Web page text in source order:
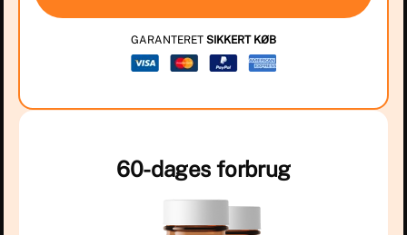
GARANTERET SIKKERT KØB
60-dages forbrug